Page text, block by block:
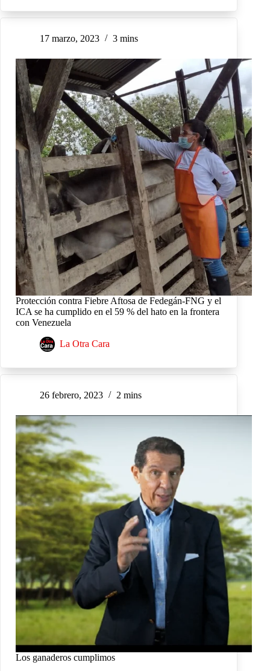
17 marzo, 2023 3 mins
Protección contra Fiebre Aftosa de Fedegán-FNG y el
ICA se ha cumplido en el 59 % del hato en la frontera
con Venezuela
La Otra Cara
26 febrero, 2023 2 mins
Los ganaderos cumplimos